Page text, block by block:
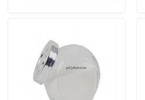
Visite d'usine